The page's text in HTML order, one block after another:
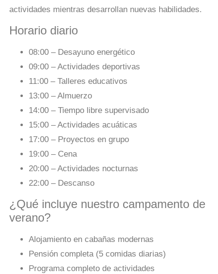
actividades mientras desarrollan nuevas habilidades.
Horario diario
08:00 – Desayuno energético
09:00 – Actividades deportivas
11:00 – Talleres educativos
13:00 – Almuerzo
14:00 – Tiempo libre supervisado
15:00 – Actividades acuáticas
17:00 – Proyectos en grupo
19:00 – Cena
20:00 – Actividades nocturnas
22:00 – Descanso
¿Qué incluye nuestro campamento de
verano?
Alojamiento en cabañas modernas
Pensión completa (5 comidas diarias)
Programa completo de actividades